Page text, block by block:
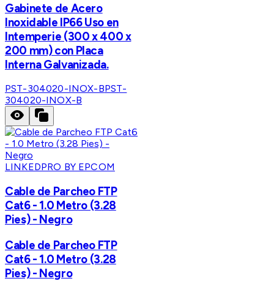
Gabinete de Acero
Inoxidable IP66 Uso en
Intemperie (300 x 400 x
200 mm) con Placa
Interna Galvanizada.
PST-304020-INOX-BPST-
304020-INOX-B
LINKEDPRO BY EPCOM
Cable de Parcheo FTP
Cat6 - 1.0 Metro (3.28
Pies) - Negro
Cable de Parcheo FTP
Cat6 - 1.0 Metro (3.28
Pies) - Negro